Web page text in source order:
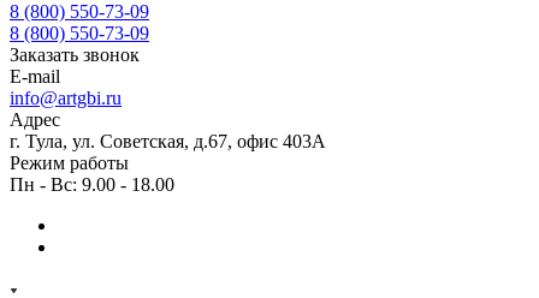
8 (800) 550-73-09
8 (800) 550-73-09
Заказать звонок
E-mail
info@artgbi.ru
Адрес
г. Тула, ул. Советская, д.67, офис 403А
Режим работы
Пн - Вс: 9.00 - 18.00